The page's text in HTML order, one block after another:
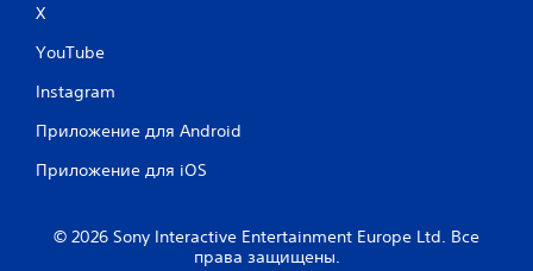
X
YouTube
Instagram
Приложение для Android
Приложение для iOS
© 2026 Sony Interactive Entertainment Europe Ltd. Все
права защищены.